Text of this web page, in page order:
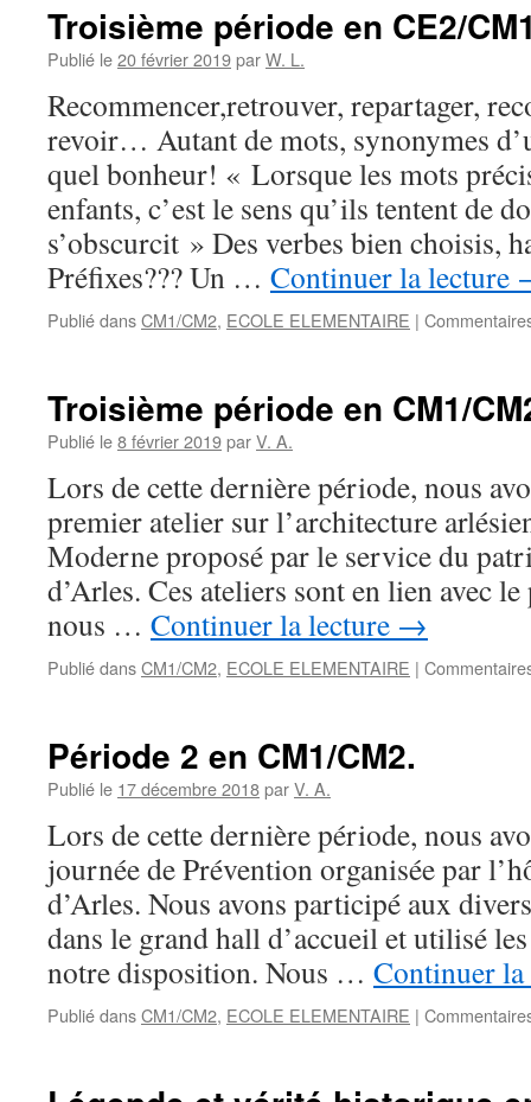
Troisième période en CE2/
Publié le20 février 2019parW. L.
Recommencer,retrouver, repartager,
revoir… Autant de mots, synonymes
quel bonheur! « Lorsque les mots
enfants, c’est le sens qu’ils tentent de
s’obscurcit » Des verbes bien choisis,
Préfixes??? Un … Continuer la lecture
Publié dansCM1/CM2, ECOLE ELEMENTAIRE |
Troisième période en CM1/
Publié le8 février 2019parV. A.
Lors de cette dernière période, nous
premier atelier sur l’architecture
Moderne proposé par le service du
d’Arles. Ces ateliers sont en lien avec
nous … Continuer la lecture →
Publié dansCM1/CM2, ECOLE ELEMENTAIRE |
Période 2 en CM1/CM2.
Publié le 17 décembre 2018parV. A.
Lors de cette dernière période, nous
journée de Prévention organisée par
d’Arles. Nous avons participé aux
dans le grand hall d’accueil et utilisé
notre disposition. Nous … Continuer
Publié dansCM1/CM2, ECOLE ELEMENTAIRE |